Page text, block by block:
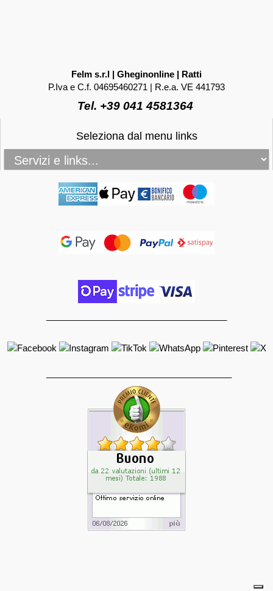
Felm s.r.l | Gheginonline | Ratti
P.Iva e C.f. 04695460271 | R.e.a. VE 441793
Tel. +39 041 4581364
Seleziona dal menu links